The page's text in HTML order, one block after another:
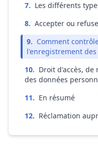
7. Les différents
8. Accepter ou
9. Comment
l'enregistrement des
10. Droit d'accès,
des données
11. En résumé
12. Réclamation